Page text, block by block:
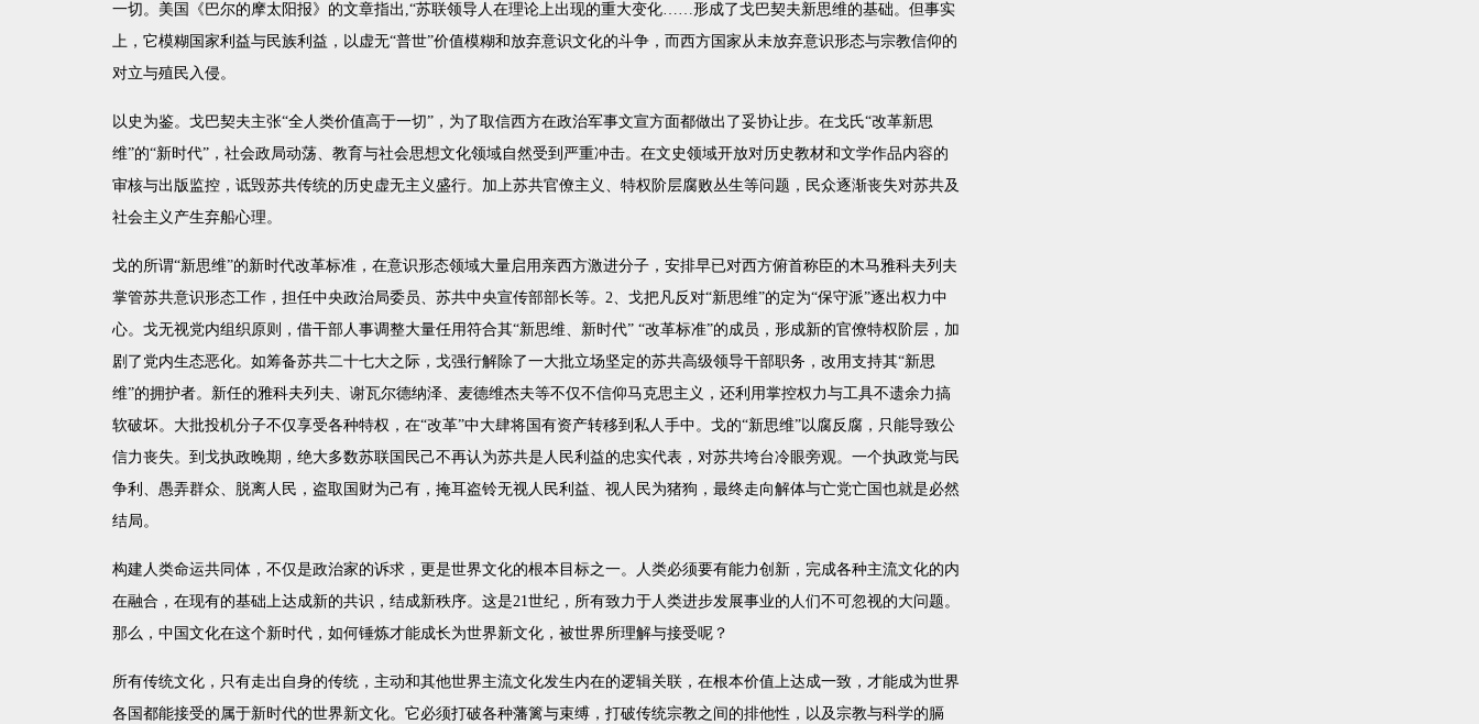
一切。美国《巴尔的摩太阳报》的文章指出 ,“苏联领导人在理论上出现的重大变化……形成了戈巴契夫新思维的基础。但事实
上，它模糊国家利益与民族利益，以虚无“普世”价值模糊和放弃意识文化的斗争，而西方国家从未放弃意识形态与宗教信仰的
对立与殖民入侵。
以史为鉴。戈巴契夫主张“全人类价值高于一切”，为了取信西方在政治军事文宣方面都做出了妥协让步。在戈氏“改革新思
维”的“新时代”，社会政局动荡、教育与社会思想文化领域自然受到严重冲击。在文史领域开放对历史教材和文学作品内容的
审核与出版监控，诋毁苏共传统的历史虚无主义盛行。加上苏共官僚主义、特权阶层腐败丛生等问题，民众逐渐丧失对苏共及
社会主义产生弃船心理。
戈的所谓“新思维”的新时代改革标准，在意识形态领域大量启用亲西方激进分子，安排早已对西方俯首称臣的木马雅科夫列夫
掌管苏共意识形态工作，担任中央政治局委员、苏共中央宣传部部长等。 2、戈把凡反对“新思维”的定为“保守派”逐出权力中
心。戈无视党内组织原则，借干部人事调整大量任用符合其“新思维、新时代” “改革标准”的成员，形成新的官僚特权阶层，加
剧了党内生态恶化。如筹备苏共二十七大之际，戈强行解除了一大批立场坚定的苏共高级领导干部职务，改用支持其“新思
维”的拥护者。新任的雅科夫列夫、谢瓦尔德纳泽、麦德维杰夫等不仅不信仰马克思主义，还利用掌控权力与工具不遗余力搞
软破坏。大批投机分子不仅享受各种特权，在“改革”中大肆将国有资产转移到私人手中。戈的“新思维”以腐反腐，只能导致公
信力丧失。到戈执政晚期，绝大多数苏联国民己不再认为苏共是人民利益的忠实代表，对苏共垮台冷眼旁观。一个执政党与民
争利、愚弄群众、脱离人民，盗取国财为己有，掩耳盗铃无视人民利益、视人民为猪狗，最终走向解体与亡党亡国也就是必然
结局。
构建人类命运共同体，不仅是政治家的诉求，更是世界文化的根本目标之一。人类必须要有能力创新，完成各种主流文化的内
在融合，在现有的基础上达成新的共识，结成新秩序。这是21世纪，所有致力于人类进步发展事业的人们不可忽视的大问题。
那么，中国文化在这个新时代，如何锤炼才能成长为世界新文化，被世界所理解与接受呢？
所有传统文化，只有走出自身的传统，主动和其他世界主流文化发生内在的逻辑关联，在根本价值上达成一致，才能成为世界
各国都能接受的属于新时代的世界新文化。它必须打破各种藩篱与束缚，打破传统宗教之间的排他性，以及宗教与科学的膈